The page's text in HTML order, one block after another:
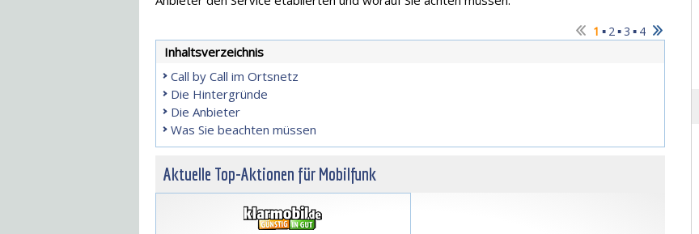
1 ▪ 2▪ 3 ▪ 4
Inhaltsverzeichnis
Call by Call im Ortsnetz
Die Hintergründe
Die Anbieter
Was Sie beachten müssen
Aktuelle Top-Aktionen für Mobilfunk